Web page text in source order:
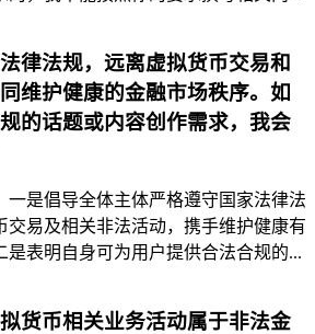
律法规，远离虚拟货币交易和
维护健康的金融市场秩序。如
的话题或内容创作需求，我会
一是倡导全体主体严格遵守国家法律法
交易及相关非法活动，携手维护健康有
是表明自身可为用户提供合法合规的...
货币相关业务活动属于非法金